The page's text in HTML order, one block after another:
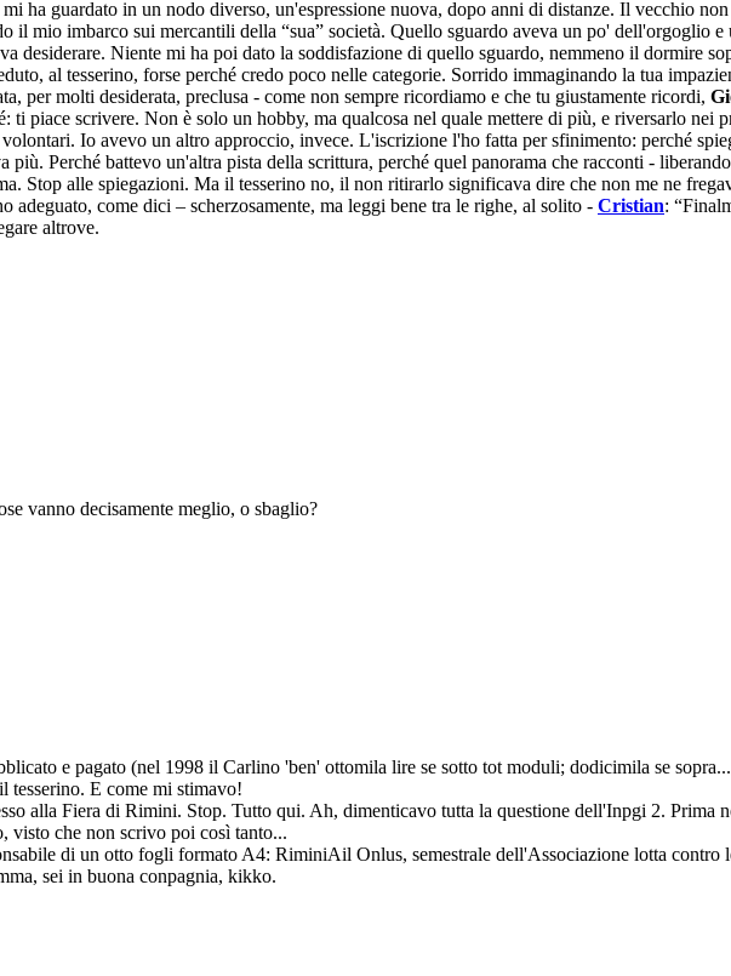
ha guardato in un nodo diverso, un'espressione nuova, dopo anni di distanze. Il vecchio
mio imbarco sui mercantili della “sua” società. Quello sguardo aveva un po' dell'orgoglio e
desiderare. Niente mi ha poi dato la soddisfazione di quello sguardo, nemmeno il dormire
al tesserino, forse perché credo poco nelle categorie. Sorrido immaginando la tua
per molti desiderata, preclusa - come non sempre ricordiamo e che tu giustamente ricordi,
piace scrivere. Non è solo un hobby, ma qualcosa nel quale mettere di più, e riversarlo nei
Io avevo un altro approccio, invece. L'iscrizione l'ho fatta per sfinimento: perché
Perché battevo un'altra pista della scrittura, perché quel panorama che racconti -
Stop alle spiegazioni. Ma il tesserino no, il non ritirarlo significava dire che non me ne
come dici – scherzosamente, ma leggi bene tra le righe, al solito - Cristian:
altrove.
vanno decisamente meglio, o sbaglio?
e pagato (nel 1998 il Carlino 'ben' ottomila lire se sotto tot moduli; dodicimila se
E come mi stimavo!
alla Fiera di Rimini. Stop. Tutto qui. Ah, dimenticavo tutta la questione dell'Inpgi 2. Prima
visto che non scrivo poi così tanto...
di un otto fogli formato A4: RiminiAil Onlus, semestrale dell'Associazione lotta contro
sei in buona conpagnia, kikko.